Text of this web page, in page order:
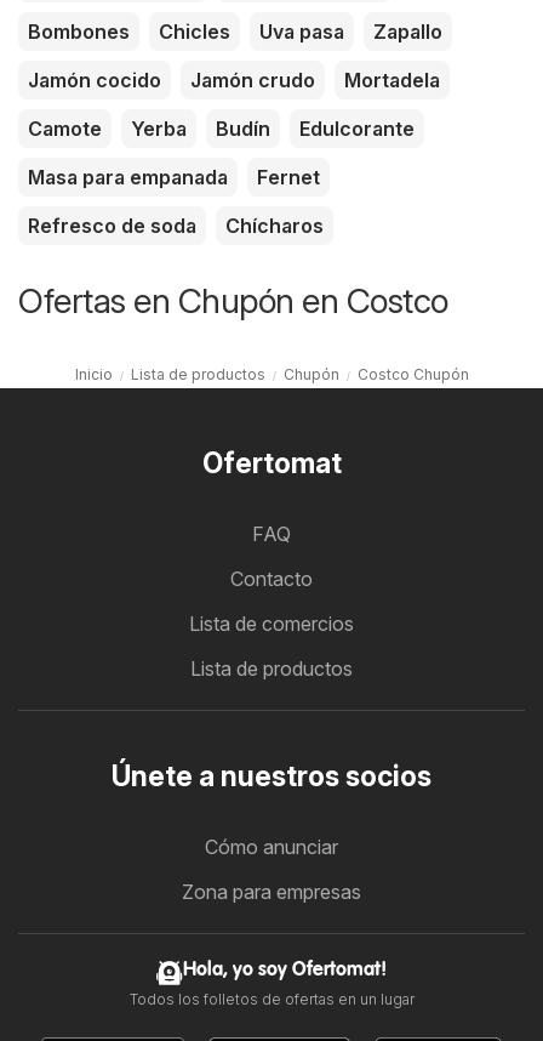
Bombones
Chicles Uva pasa
Zapallo
Jamón cocido
Jamón crudo
Mortadela
Camote
Yerba Budín
Edulcorante
Masa para empanada
Fernet
Refresco de soda
Chícharos
Ofertas en Chupón en Costco
Inicio Lista de productos Chupón Costco Chupón
Ofertomat
FAQ
Contacto
Lista de comercios
Lista de productos
Únete a nuestros socios
Cómo anunciar
Zona para empresas
Hola, yo soy Ofertomat!
Todos los folletos de ofertas en un lugar